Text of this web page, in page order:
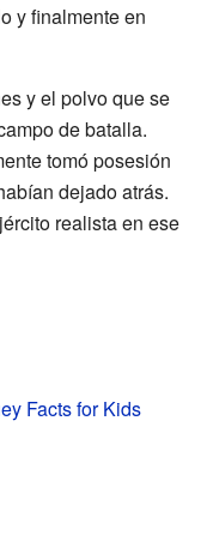
y finalmente en
y el polvo que se
de batalla.
tomó posesión
dejado atrás.
realista en ese
Facts for Kids